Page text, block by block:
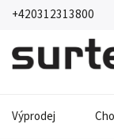
+420312313800
Výprodej